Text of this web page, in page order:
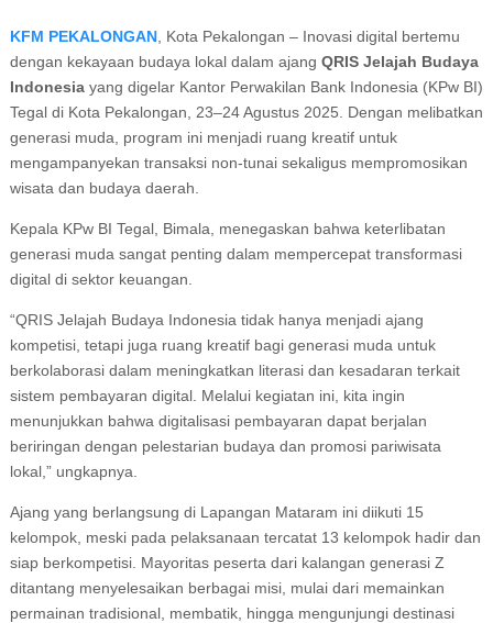
KFM PEKALONGAN, Kota Pekalongan – Inovasi digital bertemu
dengan kekayaan budaya lokal dalam ajang QRIS Jelajah Budaya
Indonesiayang digelar Kantor Perwakilan Bank Indonesia (KPw BI)
Tegal di Kota Pekalongan, 23–24 Agustus 2025. Dengan melibatkan
generasi muda, program ini menjadi ruang kreatif untuk
mengampanyekan transaksi non-tunai sekaligus mempromosikan
wisata dan budaya daerah.
Kepala KPw BI Tegal, Bimala, menegaskan bahwa keterlibatan
generasi muda sangat penting dalam mempercepat transformasi
digital di sektor keuangan.
“QRIS Jelajah Budaya Indonesia tidak hanya menjadi ajang
kompetisi, tetapi juga ruang kreatif bagi generasi muda untuk
berkolaborasi dalam meningkatkan literasi dan kesadaran terkait
sistem pembayaran digital. Melalui kegiatan ini, kita ingin
menunjukkan bahwa digitalisasi pembayaran dapat berjalan
beriringan dengan pelestarian budaya dan promosi pariwisata
lokal,” ungkapnya.
Ajang yang berlangsung di Lapangan Mataram ini diikuti 15
kelompok, meski pada pelaksanaan tercatat 13 kelompok hadir dan
siap berkompetisi. Mayoritas peserta dari kalangan generasi Z
ditantang menyelesaikan berbagai misi, mulai dari memainkan
permainan tradisional, membatik, hingga mengunjungi destinasi